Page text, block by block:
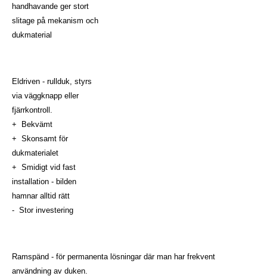
handhavande ger stort
slitage på mekanism och
dukmaterial
Eldriven - rullduk, styrs
via väggknapp eller
fjärrkontroll.
+ Bekvämt
+ Skonsamt för
dukmaterialet
+ Smidigt vid fast
installation - bilden
hamnar alltid rätt
- Stor investering
Ramspänd - för permanenta lösningar där man har frekvent
användning av duken.